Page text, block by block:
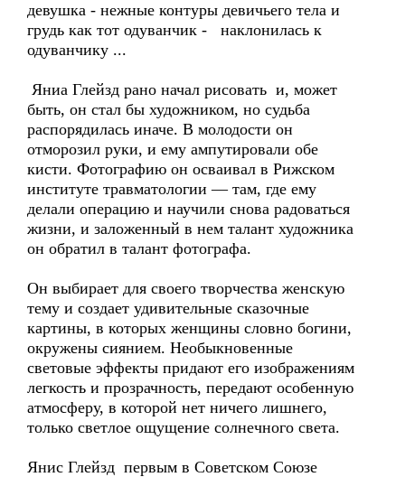
девушка - нежные контуры девичьего тела и
грудь как тот одуванчик - наклонилась к
одуванчику ...
Яниа Глейзд рано начал рисовать и, может
быть, он стал бы художником, но судьба
распорядилась иначе. В молодости он
отморозил руки, и ему ампу­тировали обе
кисти. Фотографию он осваивал в Рижском
институте травматологии — там, где ему
делали операцию и научили снова радо­ваться
жизни, и заложенный в нем талант художника
он обратил в талант фотографа.
Он выбирает для своего творчества женскую
тему и создает удиви­тельные сказочные
картины, в которых женщины словно богини,
окружены сиянием. Необыкновенные
световые эффекты придают его изображениям
легкость и прозрачность, передают особенную
атмос­феру, в которой нет ничего лишнего,
только светлое ощущение солнеч­ного света.
Яниc Глейзд первым в Советском Союзе